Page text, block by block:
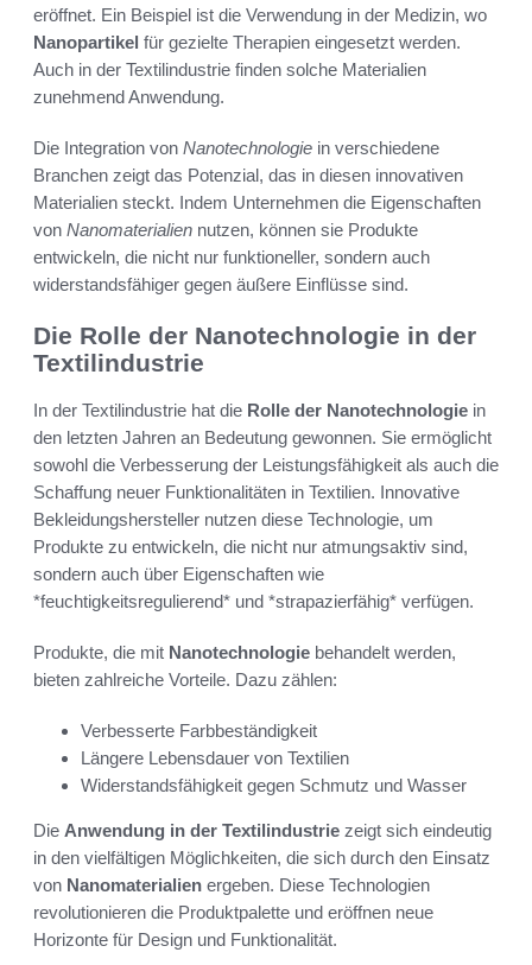
eröffnet. Ein Beispiel ist die Verwendung in der Medizin, wo
Nanopartikel für gezielte Therapien eingesetzt werden.
Auch in der Textilindustrie finden solche Materialien
zunehmend Anwendung.
Die Integration von Nanotechnologie in verschiedene
Branchen zeigt das Potenzial, das in diesen innovativen
Materialien steckt. Indem Unternehmen die Eigenschaften
von Nanomaterialien nutzen, können sie Produkte
entwickeln, die nicht nur funktioneller, sondern auch
widerstandsfähiger gegen äußere Einflüsse sind.
Die Rolle der Nanotechnologie in der
Textilindustrie
In der Textilindustrie hat die Rolle der Nanotechnologie in
den letzten Jahren an Bedeutung gewonnen. Sie ermöglicht
sowohl die Verbesserung der Leistungsfähigkeit als auch die
Schaffung neuer Funktionalitäten in Textilien. Innovative
Bekleidungshersteller nutzen diese Technologie, um
Produkte zu entwickeln, die nicht nur atmungsaktiv sind,
sondern auch über Eigenschaften wie
*feuchtigkeitsregulierend* und *strapazierfähig* verfügen.
Produkte, die mit Nanotechnologie behandelt werden,
bieten zahlreiche Vorteile. Dazu zählen:
Verbesserte Farbbeständigkeit
Längere Lebensdauer von Textilien
Widerstandsfähigkeit gegen Schmutz und Wasser
Die Anwendung in der Textilindustrie zeigt sich eindeutig
in den vielfältigen Möglichkeiten, die sich durch den Einsatz
von Nanomaterialien ergeben. Diese Technologien
revolutionieren die Produktpalette und eröffnen neue
Horizonte für Design und Funktionalität.